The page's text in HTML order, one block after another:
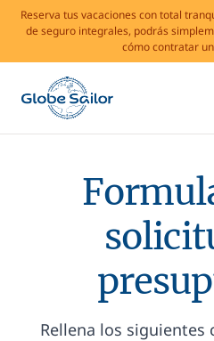
Reserva tus vacaciones con total
de seguro integrales, podrás
cómo contratar
Rellena los siguientes